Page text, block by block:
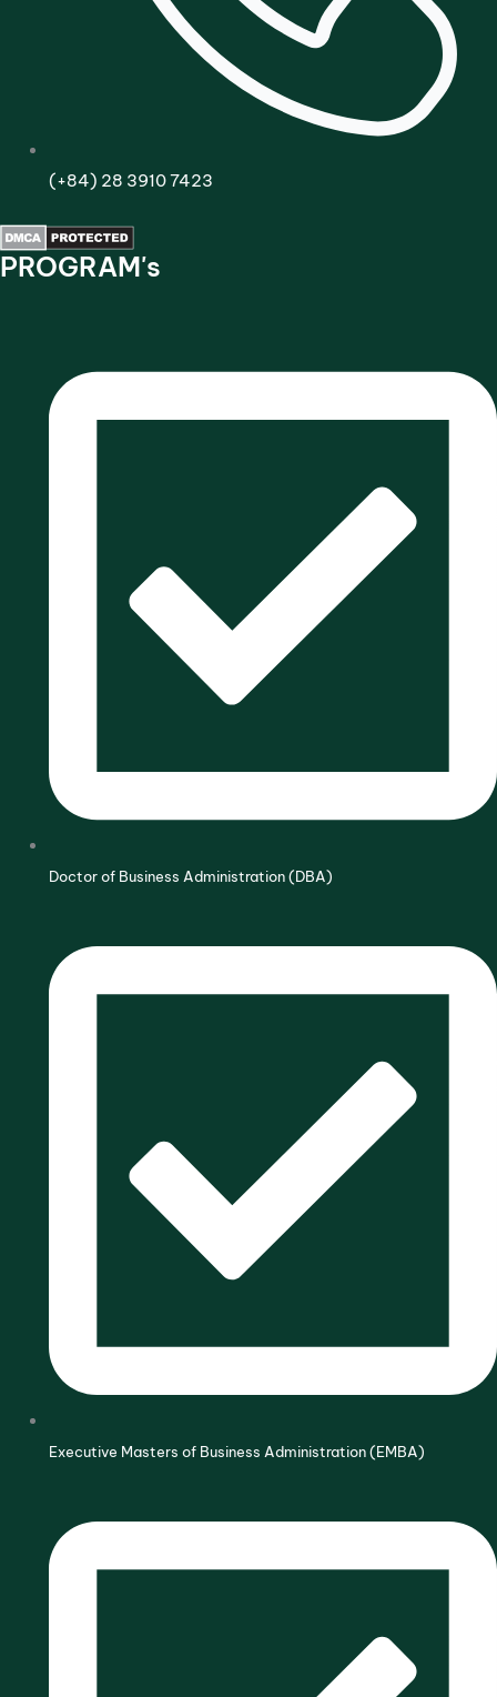
(+84) 28 3910 7423
PROGRAM's
Doctor of Business Administration (DBA)
Executive Masters of Business Administration (EMBA)